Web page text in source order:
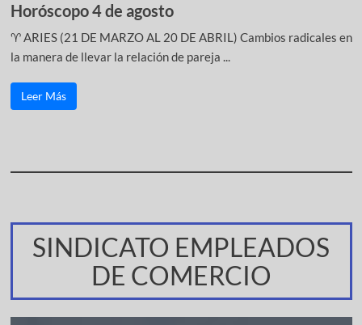
Horóscopo 4 de agosto
♈ ARIES (21 DE MARZO AL 20 DE ABRIL) Cambios radicales en
la manera de llevar la relación de pareja ...
Leer Más
SINDICATO EMPLEADOS
DE COMERCIO